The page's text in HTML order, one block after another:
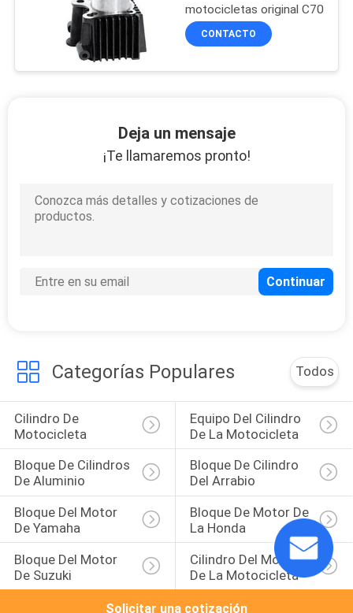
motocicletas original C70
CONTACTO
Deja un mensaje
¡Te llamaremos pronto!
Categorías Populares Todos
Cilindro De
Motocicleta
Equipo Del Cilindro
De La Motocicleta
Bloque De Cilindros
De Aluminio
Bloque De Cilindro
Del Arrabio
Bloque Del Motor
De Yamaha
Bloque De Motor De
La Honda
Bloque Del Motor
De Suzuki
Cilindro Del Motor
De La Motocicleta
Solicitar una cotización